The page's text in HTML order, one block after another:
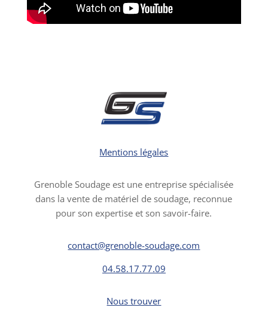
Mentions légales
Grenoble Soudage est une entreprise spécialisée
dans la vente de matériel de soudage, reconnue
pour son expertise et son savoir-faire.
contact@grenoble-soudage.com
04.58.17.77.09
Nous trouver